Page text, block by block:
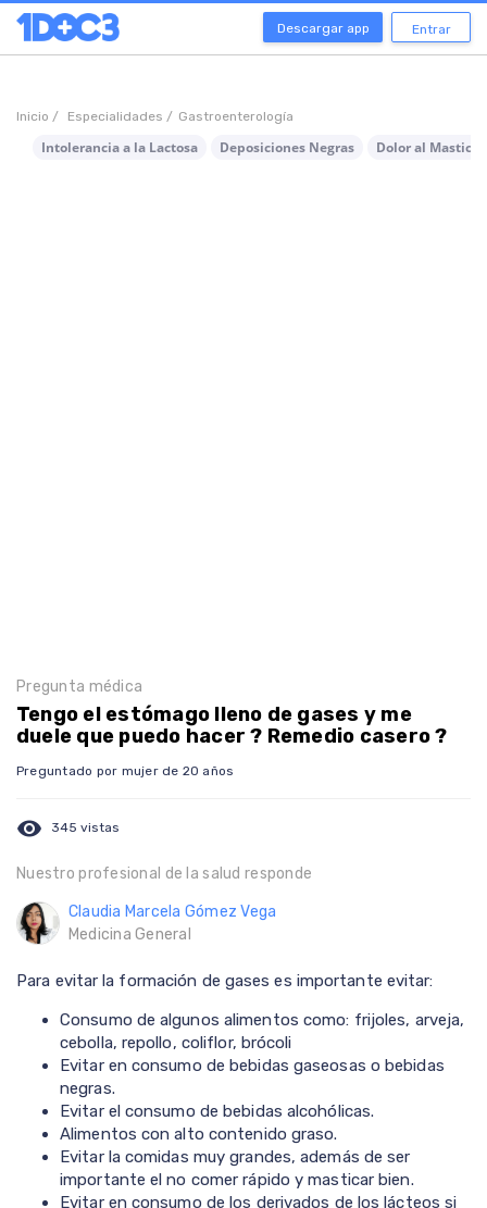
Descargar app Entrar
Inicio / Especialidades / Gastroenterología
Intolerancia a la Lactosa Deposiciones Negras Dolor al Masticar
Pregunta médica
Tengo el estómago lleno de gases y me
duele que puedo hacer ? Remedio casero ?
Preguntado por mujer de 20 años
visibility 345 vistas
Nuestro profesional de la salud responde
Claudia Marcela Gómez Vega
Medicina General
Para evitar la formación de gases es importante evitar:
Consumo de algunos alimentos como: frijoles, arveja,
cebolla, repollo, coliflor, brócoli
Evitar en consumo de bebidas gaseosas o bebidas
negras.
Evitar el consumo de bebidas alcohólicas.
Alimentos con alto contenido graso.
Evitar la comidas muy grandes, además de ser
importante el no comer rápido y masticar bien.
Evitar en consumo de los derivados de los lácteos si